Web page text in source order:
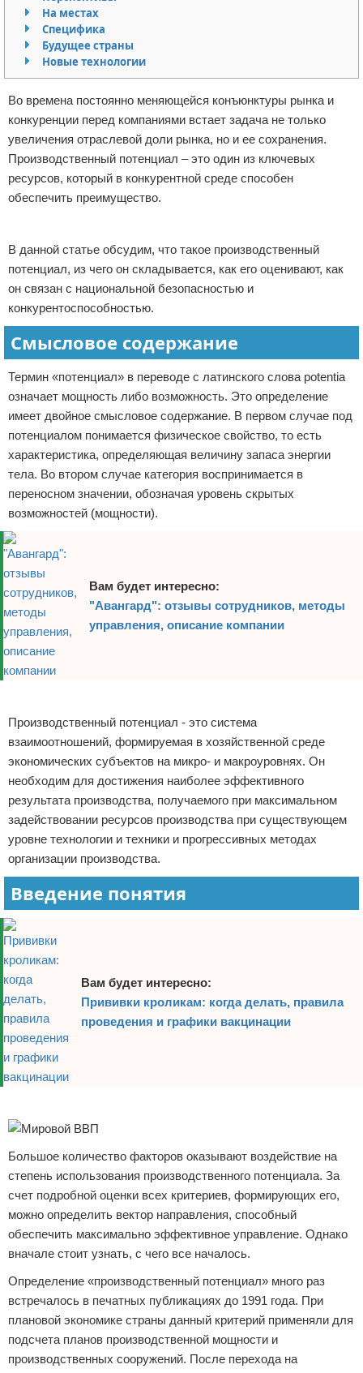
Финансы
Отказ от ответственности
На местах
Специфика
Будущее страны
Новые технологии
Во времена постоянно меняющейся конъюнктуры рынка и
конкуренции перед компаниями встает задача не только
увеличения отраслевой доли рынка, но и ее сохранения.
Производственный потенциал – это один из ключевых
ресурсов, который в конкурентной среде способен
обеспечить преимущество.
В данной статье обсудим, что такое производственный
потенциал, из чего он складывается, как его оценивают, как
он связан с национальной безопасностью и
конкурентоспособностью.
Смысловое содержание
Термин «потенциал» в переводе с латинского слова potentia
означает мощность либо возможность. Это определение
имеет двойное смысловое содержание. В первом случае под
потенциалом понимается физическое свойство, то есть
характеристика, определяющая величину запаса энергии
тела. Во втором случае категория воспринимается в
переносном значении, обозначая уровень скрытых
возможностей (мощности).
Вам будет интересно:
"Авангард": отзывы сотрудников, методы
управления, описание компании
Производственный потенциал - это система
взаимоотношений, формируемая в хозяйственной среде
экономических субъектов на микро- и макроуровнях. Он
необходим для достижения наиболее эффективного
результата производства, получаемого при максимальном
задействовании ресурсов производства при существующем
уровне технологии и техники и прогрессивных методах
организации производства.
Введение понятия
Вам будет интересно:
Прививки кроликам: когда делать, правила
проведения и графики вакцинации
Большое количество факторов оказывают воздействие на
степень использования производственного потенциала. За
счет подробной оценки всех критериев, формирующих его,
можно определить вектор направления, способный
обеспечить максимально эффективное управление. Однако
вначале стоит узнать, с чего все началось.
Определение «производственный потенциал» много раз
встречалось в печатных публикациях до 1991 года. При
плановой экономике страны данный критерий применяли для
подсчета планов производственной мощности и
производственных сооружений. После перехода на